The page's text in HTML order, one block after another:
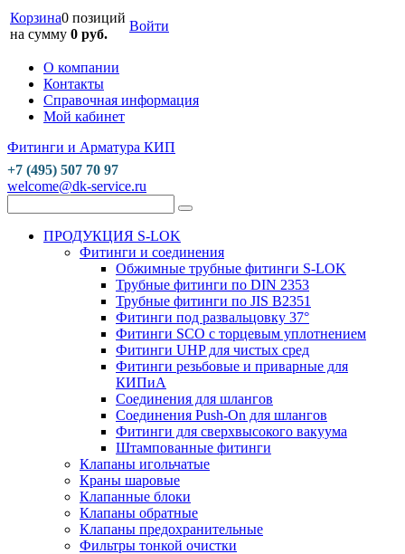
Корзина0 позиций
на сумму 0 руб.
Войти
О компании
Контакты
Справочная информация
Мой кабинет
Фитинги и Арматура КИП
+7 (495) 507 70 97
welcome@dk-service.ru
ПРОДУКЦИЯ S-LOK
Фитинги и соединения
Обжимные трубные фитинги S-LOK
Трубные фитинги по DIN 2353
Трубные фитинги по JIS B2351
Фитинги под развальцовку 37°
Фитинги SCO с торцевым уплотнением
Фитинги UHP для чистых сред
Фитинги резьбовые и приварные для
КИПиА
Соединения для шлангов
Соединения Push-On для шлангов
Фитинги для сверхвысокого вакуума
Штампованные фитинги
Клапаны игольчатые
Краны шаровые
Клапанные блоки
Клапаны обратные
Клапаны предохранительные
Фильтры тонкой очистки